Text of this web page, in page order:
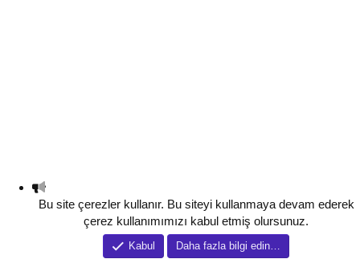
Bu site çerezler kullanır. Bu siteyi kullanmaya devam ederek
çerez kullanımımızı kabul etmiş olursunuz.
Kabul Daha fazla bilgi edin…